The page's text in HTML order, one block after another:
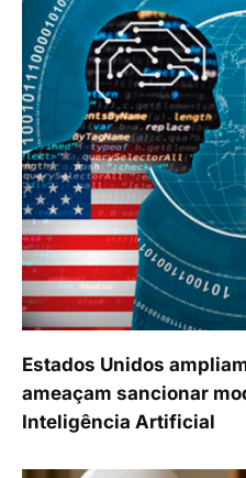
Estados Unidos
ameaçam sancionar
Inteligência Artificial